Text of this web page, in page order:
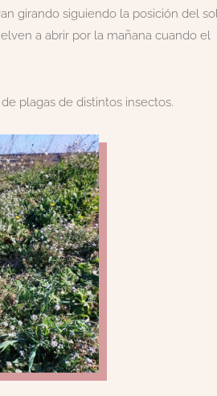
girando siguiendo la posición del
a abrir por la mañana cuando el
plagas de distintos insectos.